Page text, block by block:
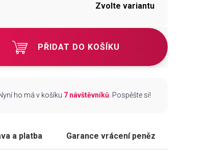
Zvolte variantu
PŘIDAT DO KOŠÍKU
ho má v košíku 7 návštěvníků. Pospěšte si!
a platba Garance vrácení peněz